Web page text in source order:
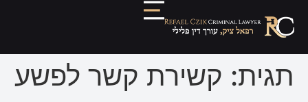
תגית: קשירת קשר לפשע